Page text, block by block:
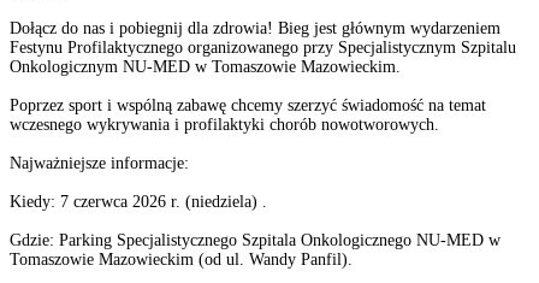
Dołącz do nas i pobiegnij dla zdrowia! Bieg jest głównym wydarzeniem
Festynu Profilaktycznego organizowanego przy Specjalistycznym Szpitalu
Onkologicznym NU-MED w Tomaszowie Mazowieckim.
Poprzez sport i wspólną zabawę chcemy szerzyć świadomość na temat
wczesnego wykrywania i profilaktyki chorób nowotworowych.
Najważniejsze informacje:
Kiedy: 7 czerwca 2026 r. (niedziela) .
Gdzie: Parking Specjalistycznego Szpitala Onkologicznego NU-MED w
Tomaszowie Mazowieckim (od ul. Wandy Panfil).